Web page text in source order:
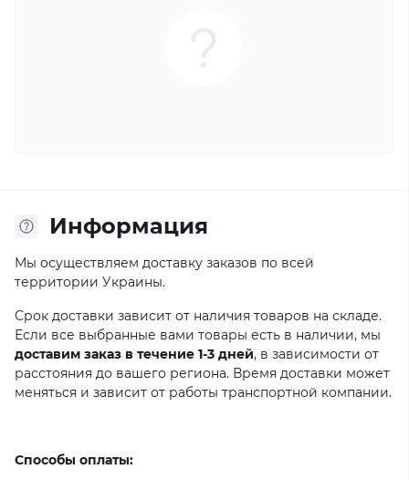
Информация
Мы осуществляем доставку заказов по всей
территории Украины.
Срок доставки зависит от наличия товаров на складе.
Если все выбранные вами товары есть в наличии, мы
доставим заказ в течение 1-3 дней, в зависимости от
расстояния до вашего региона. Время доставки может
меняться и зависит от работы транспортной компании.
Способы оплаты: